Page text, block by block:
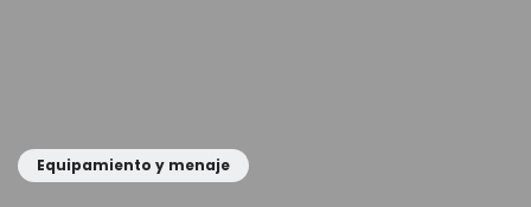
Equipamiento y menaje